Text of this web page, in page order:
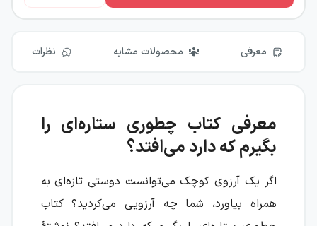
معرفی محصولات مشابه نظرات
معرفی کتاب چطوری ستاره‌ای را
بگیرم که دارد می‌افتد؟
اگر یک آرزوی کوچک می‌توانست دوستی تازه‌ای به
همراه بیاورد، شما چه آرزویی می‌کردید؟ کتاب